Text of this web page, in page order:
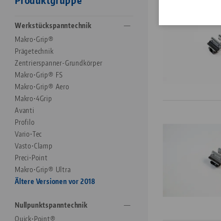
Werkstückspanntechnik
Makro•Grip®
Prägetechnik
Zentrierspanner-Grundkörper
Makro•Grip® FS
Makro•Grip® Aero
Makro•4Grip
Avanti
Profilo
Vario•Tec
Vasto•Clamp
Preci•Point
Makro•Grip® Ultra
Ältere Versionen vor 2018
Nullpunktspanntechnik
Quick•Point®